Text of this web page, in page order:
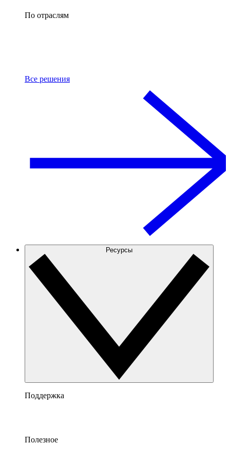
По отраслям
Все решения
Ресурсы
Поддержка
Полезное